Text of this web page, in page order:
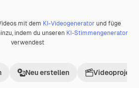
mit dem KI-Videogenerator und füge
indem du unseren KI-Stimmengenerator
verwendest
Neu erstellen Videoprojekt